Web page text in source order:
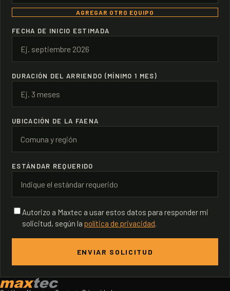
AGREGAR OTRO EQUIPO
FECHA DE INICIO ESTIMADA
DURACIÓN DEL ARRIENDO (MÍNIMO 1 MES)
UBICACIÓN DE LA FAENA
ESTÁNDAR REQUERIDO
Autorizo a Maxtec a usar estos datos para responder mi
solicitud, según la política de privacidad.
ENVIAR SOLICITUD